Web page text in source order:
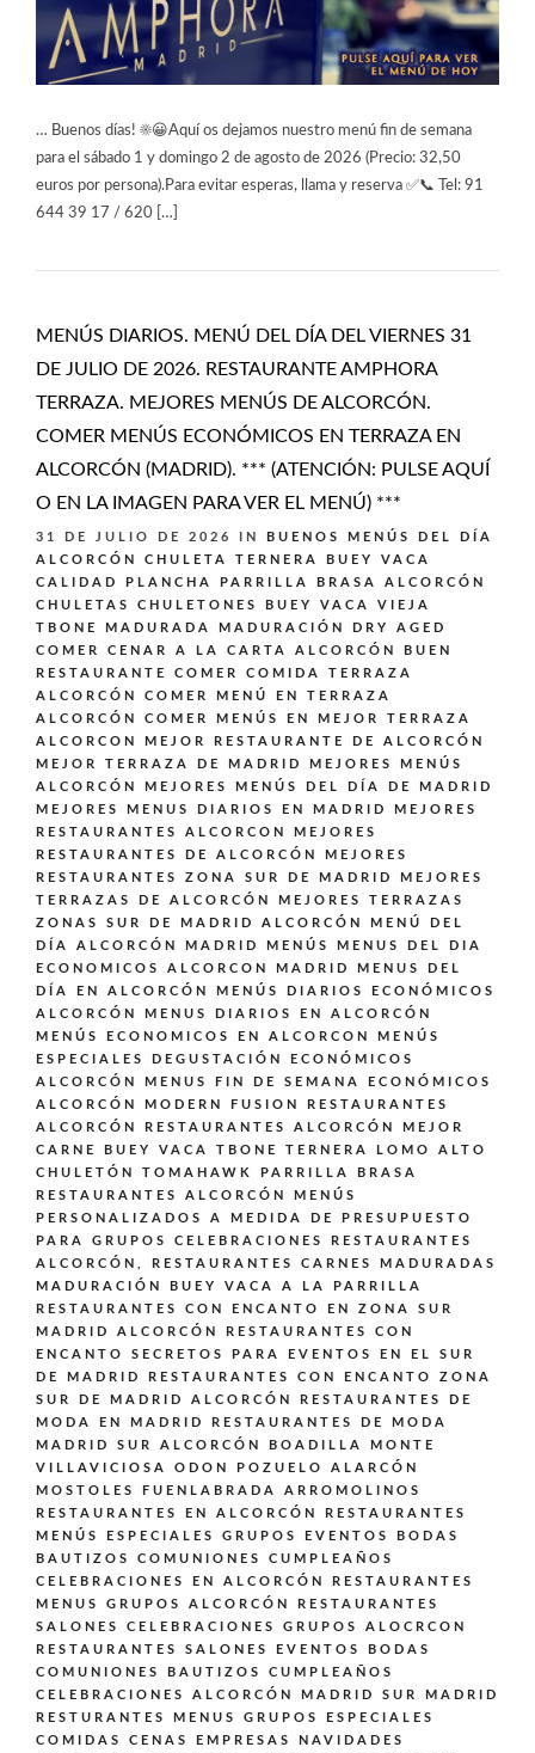
… Buenos días! ☀️😀Aquí os dejamos nuestro menú fin de semana
para el sábado 1 y domingo 2 de agosto de 2026 (Precio: 32,50
euros por persona).Para evitar esperas, llama y reserva ✅📞 Tel: 91
644 39 17 / 620 […]
MENÚS DIARIOS. MENÚ DEL DÍA DEL VIERNES 31
DE JULIO DE 2026. RESTAURANTE AMPHORA
TERRAZA. MEJORES MENÚS DE ALCORCÓN.
COMER MENÚS ECONÓMICOS EN TERRAZA EN
ALCORCÓN (MADRID). *** (ATENCIÓN: PULSE AQUÍ
O EN LA IMAGEN PARA VER EL MENÚ) ***
31 DE JULIO DE 2026 IN
BUENOS MENÚS DEL DÍA
ALCORCÓN
CHULETA TERNERA BUEY VACA
CALIDAD PLANCHA PARRILLA BRASA ALCORCÓN
CHULETAS CHULETONES BUEY VACA VIEJA
TBONE MADURADA MADURACIÓN DRY AGED
COMER CENAR A LA CARTA ALCORCÓN BUEN
RESTAURANTE
COMER COMIDA TERRAZA
ALCORCÓN
COMER MENÚ EN TERRAZA
ALCORCÓN
COMER MENÚS EN MEJOR TERRAZA
ALCORCON
MEJOR RESTAURANTE DE ALCORCÓN
MEJOR TERRAZA DE MADRID
MEJORES MENÚS
ALCORCÓN
MEJORES MENÚS DEL DÍA DE MADRID
MEJORES MENUS DIARIOS EN MADRID
MEJORES
RESTAURANTES ALCORCON
MEJORES
RESTAURANTES DE ALCORCÓN
MEJORES
RESTAURANTES ZONA SUR DE MADRID
MEJORES
TERRAZAS DE ALCORCÓN
MEJORES TERRAZAS
ZONAS SUR DE MADRID ALCORCÓN
MENÚ DEL
DÍA ALCORCÓN MADRID
MENÚS
MENUS DEL DIA
ECONOMICOS ALCORCON MADRID
MENUS DEL
DÍA EN ALCORCÓN
MENÚS DIARIOS ECONÓMICOS
ALCORCÓN
MENUS DIARIOS EN ALCORCÓN
MENÚS ECONOMICOS EN ALCORCON
MENÚS
ESPECIALES DEGUSTACIÓN ECONÓMICOS
ALCORCÓN
MENUS FIN DE SEMANA ECONÓMICOS
ALCORCÓN
MODERN FUSION
RESTAURANTES
ALCORCÓN
RESTAURANTES ALCORCÓN MEJOR
CARNE BUEY VACA TBONE TERNERA LOMO ALTO
CHULETÓN TOMAHAWK PARRILLA BRASA
RESTAURANTES ALCORCÓN MENÚS
PERSONALIZADOS A MEDIDA DE PRESUPUESTO
PARA GRUPOS CELEBRACIONES
RESTAURANTES
ALCORCÓN,
RESTAURANTES CARNES MADURADAS
MADURACIÓN BUEY VACA A LA PARRILLA
RESTAURANTES CON ENCANTO EN ZONA SUR
MADRID ALCORCÓN
RESTAURANTES CON
ENCANTO SECRETOS PARA EVENTOS EN EL SUR
DE MADRID
RESTAURANTES CON ENCANTO ZONA
SUR DE MADRID ALCORCÓN
RESTAURANTES DE
MODA EN MADRID
RESTAURANTES DE MODA
MADRID SUR ALCORCÓN BOADILLA MONTE
VILLAVICIOSA ODON POZUELO ALARCÓN
MOSTOLES FUENLABRADA ARROMOLINOS
RESTAURANTES EN ALCORCÓN
RESTAURANTES
MENÚS ESPECIALES GRUPOS EVENTOS BODAS
BAUTIZOS COMUNIONES CUMPLEAÑOS
CELEBRACIONES EN ALCORCÓN
RESTAURANTES
MENUS GRUPOS ALCORCÓN
RESTAURANTES
SALONES CELEBRACIONES GRUPOS ALOCRCON
RESTAURANTES SALONES EVENTOS BODAS
COMUNIONES BAUTIZOS CUMPLEAÑOS
CELEBRACIONES ALCORCÓN MADRID SUR MADRID
RESTURANTES MENUS GRUPOS ESPECIALES
COMIDAS CENAS EMPRESAS NAVIDADES